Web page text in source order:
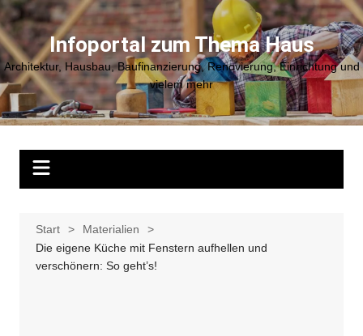
Zum
Inhalt
springenInfoportal zum Thema Haus
Architektur, Hausbau, Baufinanzierung, Renovierung, Einrichtung und
vielem mehr
Start
Materialien
Die eigene Küche mit Fenstern aufhellen und
verschönern: So geht’s!